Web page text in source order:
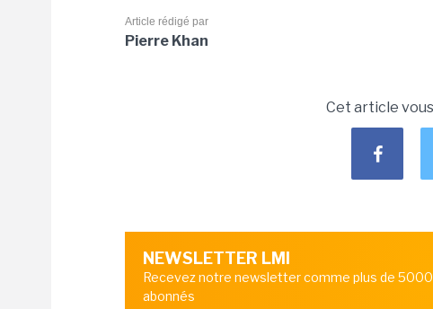
Article rédigé par
Pierre Khan
Cet article vous
NEWSLETTER LMI
Recevez notre newsletter comme plus de
abonnés